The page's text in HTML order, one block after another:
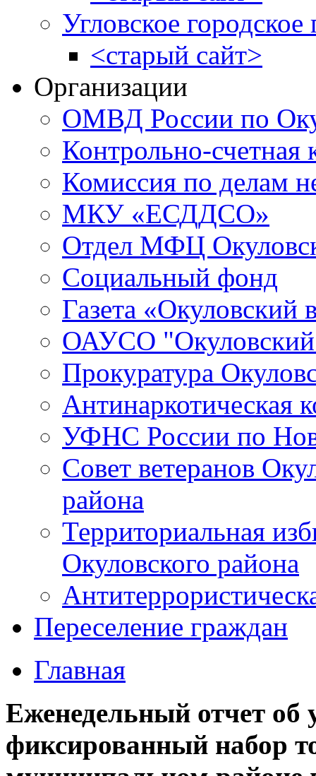
Угловское городское
<старый сайт>
Организации
ОМВД России по
Контрольно-счетная
Комиссия по делам
МКУ «ЕСДДСО»
Отдел МФЦ
Социальный фонд
Газета «Окуловский
ОАУСО
Прокуратура
Антинаркотическая
УФНС России по
Совет ветеранов
района
Территориальная
Окуловского района
Переселение граждан
Главная
Еженедельный отчет об
фиксированный набор